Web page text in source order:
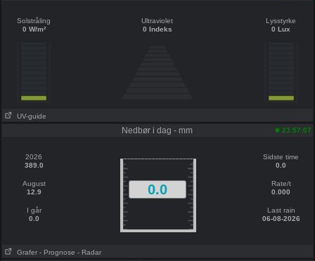
Solstråling
0 W/m²
Ultraviolet
0 Indeks
Lysstyrke
0 Lux
UV-guide
Nedbør i dag - mm 23:57:07
2026
389.0
August
12.9
I går
0.0
0.0
Sidste time
0.0
Rate/t
0.000
Last rain
06-08-2026
Grafer - Prognose - Radar